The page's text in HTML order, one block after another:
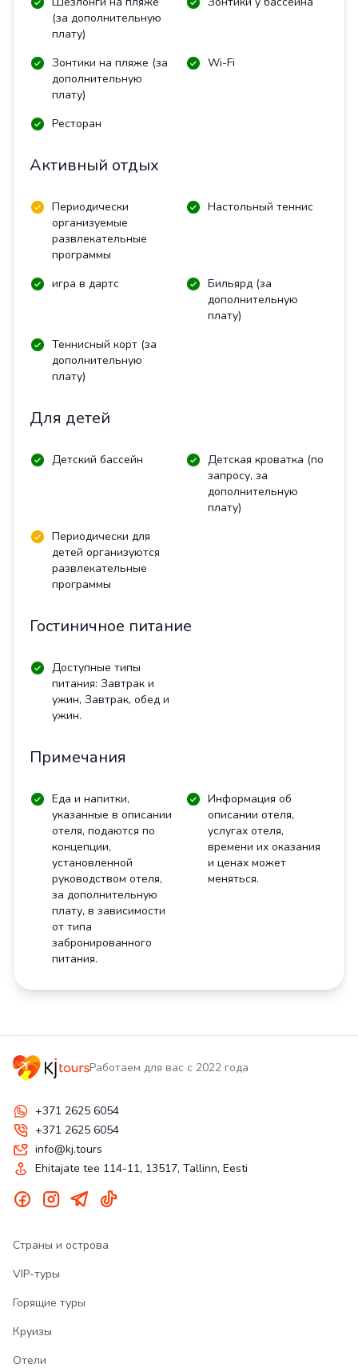
(за дополнительную
плату)
Зонтики на пляже (за
дополнительную
плату)
Wi-Fi
Ресторан
Активный отдых
Периодически
организуемые
развлекательные
программы
Настольный теннис
игра в дартс
Бильярд (за
дополнительную
плату)
Теннисный корт (за
дополнительную
плату)
Для детей
Детский бассейн
Детская кроватка (по
запросу, за
дополнительную
плату)
Периодически для
детей организуются
развлекательные
программы
Гостиничное питание
Доступные типы
питания: Завтрак и
ужин, Завтрак, обед и
ужин.
Примечания
Еда и напитки,
указанные в описании
отеля, подаются по
концепции,
установленной
руководством отеля,
за дополнительную
плату, в зависимости
от типа
забронированного
питания.
Информация об
описании отеля,
услугах отеля,
времени их оказания
и ценах может
меняться.
Работаем для вас с 2022 года
+371 2625 6054
+371 2625 6054
info@kj.tours
Ehitajate tee 114-11, 13517, Tallinn, Eesti
Страны и острова
VIP-туры
Горящие туры
Круизы
Отели